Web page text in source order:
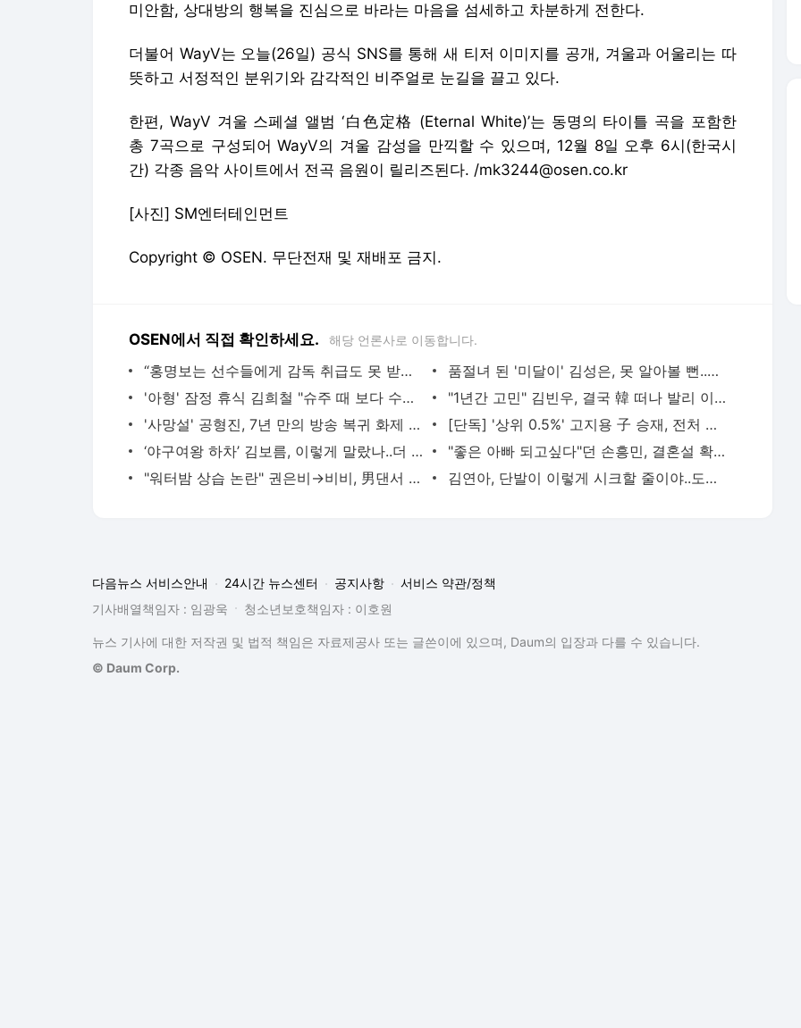
미안함, 상대방의 행복을 진심으로 바라는 마음을 섬세하고 차분하게 전한다.
더불어 WayV는 오늘(26일) 공식 SNS를 통해 새 티저 이미지를 공개, 겨울과 어울리는 따
뜻하고 서정적인 분위기와 감각적인 비주얼로 눈길을 끌고 있다.
한편, WayV 겨울 스페셜 앨범 ‘白色定格 (Eternal White)’는 동명의 타이틀 곡을 포함한
총 7곡으로 구성되어 WayV의 겨울 감성을 만끽할 수 있으며, 12월 8일 오후 6시(한국시
간) 각종 음악 사이트에서 전곡 음원이 릴리즈된다. /mk3244@osen.co.kr
[사진] SM엔터테인먼트
Copyright © OSEN. 무단전재 및 재배포 금지.
OSEN에서 직접 확인하세요. 해당 언론사로 이동합니다.
“홍명보는 선수들에게 감독 취급도 못 받았구만…” 축구팬들이 충격받은 이유…남아공전 하
품절녀 된 '미달이' 김성은, 못 알아볼 뻔..우아함 물씬 "생일 축하해"
'아형' 잠정 휴식 김희철 "슈주 때 보다 수입 많다"…복귀 기대UP [핫피플]
"1년간 고민" 김빈우, 결국 韓 떠나 발리 이민…논란 속 새출발
'사망설' 공형진, 7년 만의 방송 복귀 화제 "1억 시계, 10개 팔아버텼다" [핫피플]
[단독] '상위 0.5%' 고지용 子 승재, 전처 허양임이 키운다…극비 이혼 2년 만 고백 (종합)
‘야구여왕 하차’ 김보름, 이렇게 말랐나..더 야위어진 근황 ‘걱정’
"좋은 아빠 되고싶다"던 손흥민, 결혼설 확산..왼손 약지 '970만원 웨딩링' 포착[핫피플]
"워터밤 상습 논란" 권은비→비비, 男댄서 19금 퍼포먼스..노출 비키니보다 심각 [Oh!쎈 이슈]
김연아, 단발이 이렇게 시크할 줄이야..도발적 눈빛까지
다음뉴스 서비스안내 24시간 뉴스센터 공지사항
서비스 약관/정책
기사배열책임자 : 임광욱
청소년보호책임자 : 이호원
뉴스 기사에 대한 저작권 및 법적 책임은 자료제공사 또는 글쓴이에 있으며, Daum의 입장과 다를 수 있습니다.
© Daum Corp.